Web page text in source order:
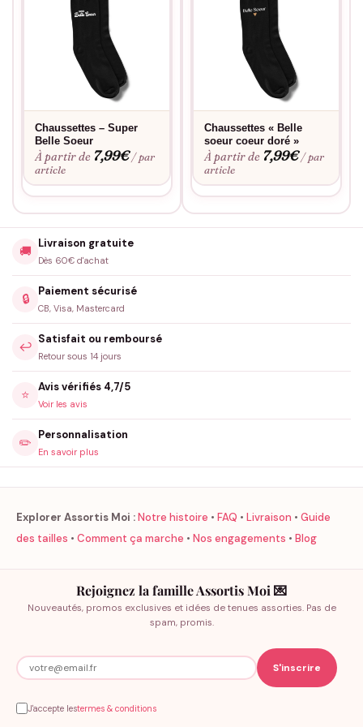
Chaussettes – Super
Belle Soeur
À partir de 7,99€ / par
article
Chaussettes « Belle
soeur coeur doré »
À partir de 7,99€ / par
article
🚚
Livraison gratuite
Dès 60€ d'achat
🔒
Paiement sécurisé
CB, Visa, Mastercard
↩️
Satisfait ou remboursé
Retour sous 14 jours
⭐
Avis vérifiés 4,7/5
Voir les avis
✏️
Personnalisation
En savoir plus
Explorer Assortis Moi :Notre histoire • FAQ • Livraison • Guide
des tailles • Comment ça marche • Nos engagements • Blog
Rejoignez la famille Assortis Moi 💌
Nouveautés, promos exclusives et idées de tenues assorties. Pas de
spam, promis.
J'accepte lestermes & conditions